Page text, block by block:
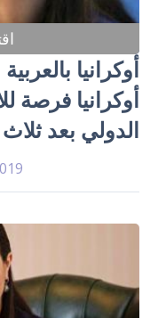
أوكرانيا
أوكرانيا فرصة
الدولي بعد